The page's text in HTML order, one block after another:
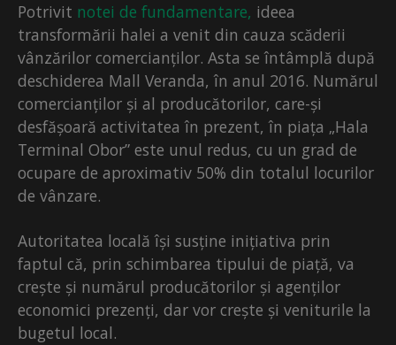
Potrivit notei de fundamentare, ideea
transformării halei a venit din cauza scăderii
vânzărilor comercianților. Asta se întâmplă după
deschiderea Mall Veranda, în anul 2016. Numărul
comercianților și al producătorilor, care-și
desfășoară activitatea în prezent, în piața „Hala
Terminal Obor” este unul redus, cu un grad de
ocupare de aproximativ 50% din totalul locurilor
de vânzare.
Autoritatea locală își susține inițiativa prin
faptul că, prin schimbarea tipului de piață, va
crește și numărul producătorilor și agenților
economici prezenți, dar vor crește și veniturile la
bugetul local.